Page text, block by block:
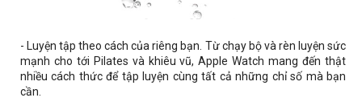
- Luyện tập theo cách của riêng bạn. Từ chạy bộ và rèn luyện sức
mạnh cho tới Pilates và khiêu vũ, Apple Watch mang đến thật
nhiều cách thức để tập luyện cùng tất cả những chỉ số mà bạn
cần.